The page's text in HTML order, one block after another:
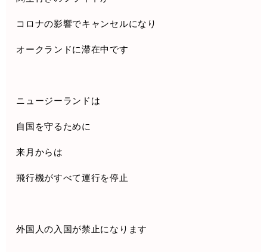
コロナの影響でキャンセルになり
オークランドに滞在中です
ニュージーランドは
自国を守るために
来月からは
飛行機がすべて運行を停止
外国人の入国が禁止になります